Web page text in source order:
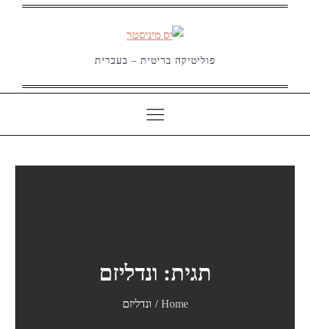
פוליטיקה בריטית – בעברית
תגית: ונדליזם
Home ונדליזם